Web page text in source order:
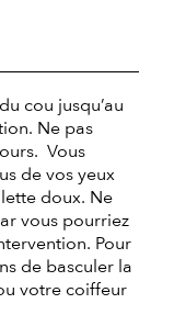
cou jusqu’au
Ne pas
Vous
de vos yeux
doux. Ne
vous pourriez
Pour
de basculer la
votre coiffeur